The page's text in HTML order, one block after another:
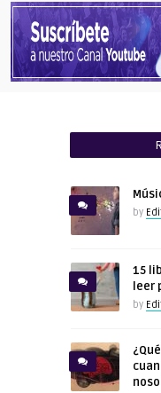
by
15
leer
by